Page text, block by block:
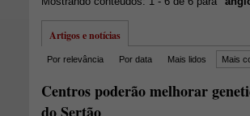
Artigos e notícias
Por relevância Por data Mais lidos Mais
Centros poderão melhorar